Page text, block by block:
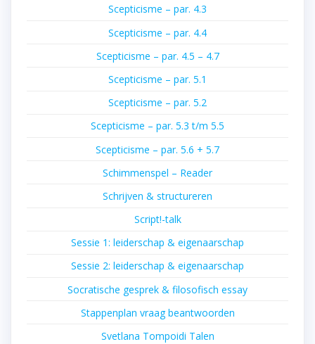
Scepticisme – par. 4.3
Scepticisme – par. 4.4
Scepticisme – par. 4.5 – 4.7
Scepticisme – par. 5.1
Scepticisme – par. 5.2
Scepticisme – par. 5.3 t/m 5.5
Scepticisme – par. 5.6 + 5.7
Schimmenspel – Reader
Schrijven & structureren
Script!-talk
Sessie 1: leiderschap & eigenaarschap
Sessie 2: leiderschap & eigenaarschap
Socratische gesprek & filosofisch essay
Stappenplan vraag beantwoorden
Svetlana Tompoidi Talen